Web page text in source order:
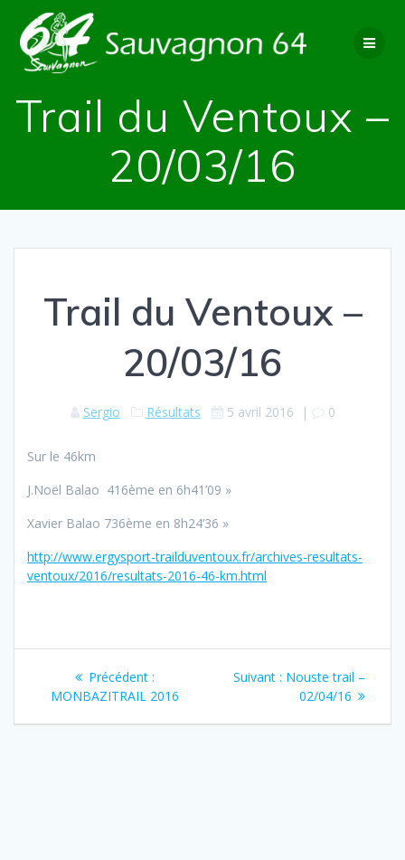
contenu
Trail du Ventoux –
20/03/16
Trail du Ventoux –
20/03/16
Sergio Résultats 5 avril 2016 | 0
Sur le 46km
J.Noël Balao 416ème en 6h41’09 »
Xavier Balao 736ème en 8h24’36 »
http://www.ergysport-trailduventoux.fr/archives-resultats-
ventoux/2016/resultats-2016-46-km.html
Navigation
Précédent :Article
précédent
MONBAZITRAIL 2016
Suivant : Article
suivant
Nouste trail –
02/04/16